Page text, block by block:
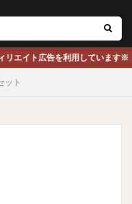
エイト広告を利用しています※
ット